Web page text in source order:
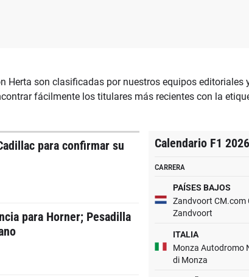
son clasificadas por nuestros equipos editoriales
fácilmente los titulares más recientes con la
para confirmar su
para Horner; Pesadilla
Calendario F1 2026
CARRERA
PAÍSES BAJOS
Zandvoort CM.com
Zandvoort
ITALIA
Monza Autodromo
di Monza